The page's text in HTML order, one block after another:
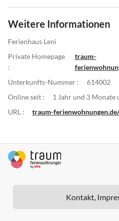
Weitere Informationen
Ferienhaus Leni
Private Homepage
:
traum-
Unterkunfts-Nummer :
614002
Online seit :
1 Jahr und 3 Monate
URL :
traum-
Kontakt,